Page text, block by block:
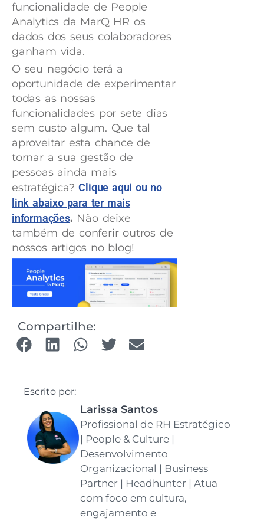
funcionalidade de People
Analytics da MarQ HR os
dados dos seus colaboradores
ganham vida.
O seu negócio terá a
oportunidade de experimentar
todas as nossas
funcionalidades por sete dias
sem custo algum. Que tal
aproveitar esta chance de
tornar a sua gestão de
pessoas ainda mais
estratégica?Clique aqui ou no
link abaixo para ter mais
informações. Não deixe
também de conferir outros de
nossos artigos no blog!
Compartilhe:
Escrito por:
Larissa Santos
Profissional de RH Estratégico
| People & Culture |
Desenvolvimento
Organizacional | Business
Partner | Headhunter | Atua
com foco em cultura,
engajamento e